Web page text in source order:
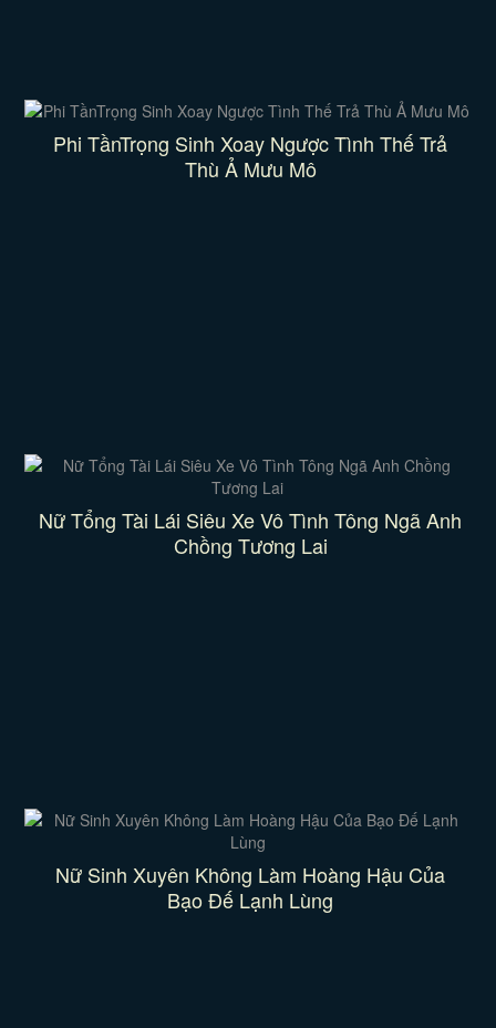
Phi TầnTrọng Sinh Xoay Ngược Tình Thế Trả
Thù Ả Mưu Mô
Nữ Tổng Tài Lái Siêu Xe Vô Tình Tông Ngã Anh
Chồng Tương Lai
Nữ Sinh Xuyên Không Làm Hoàng Hậu Của
Bạo Đế Lạnh Lùng